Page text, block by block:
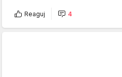
Reaguj 4